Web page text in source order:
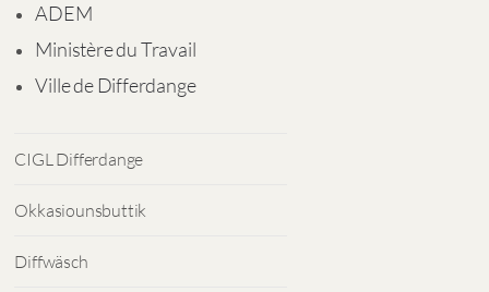
ADEM
Ministère du Travail
Ville de Differdange
CIGL Differdange
Okkasiounsbuttik
Diffwäsch